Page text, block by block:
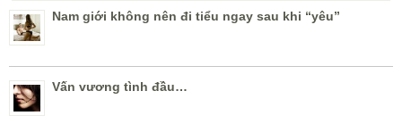
Nam giới không nên đi tiểu ngay sau khi “yêu”
Vấn vương tình đầu…